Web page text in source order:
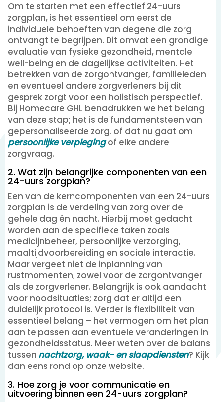
Om te starten met een effectief 24-uurs
zorgplan, is het essentieel om eerst de
individuele behoeften van degene die zorg
ontvangt te begrijpen. Dit omvat een grondige
evaluatie van fysieke gezondheid, mentale
well-being en de dagelijkse activiteiten. Het
betrekken van de zorgontvanger, familieleden
en eventueel andere zorgverleners bij dit
gesprek zorgt voor een holistisch perspectief.
Bij Homecare GHL benadrukken we het belang
van deze stap; het is de fundamentsteen van
gepersonaliseerde zorg, of dat nu gaat om
persoonlijke verplegingof elke andere
zorgvraag.
2. Wat zijn belangrijke componenten van een
24-uurs zorgplan?
Een van de kerncomponenten van een 24-uurs
zorgplan is de verdeling van zorg over de
gehele dag én nacht. Hierbij moet gedacht
worden aan de specifieke taken zoals
medicijnbeheer, persoonlijke verzorging,
maaltijdvoorbereiding en sociale interactie.
Maar vergeet niet de inplanning van
rustmomenten, zowel voor de zorgontvanger
als de zorgverlener. Belangrijk is ook aandacht
voor noodsituaties; zorg dat er altijd een
duidelijk protocol is. Verder is flexibiliteit van
essentieel belang – het vermogen om het plan
aan te passen aan eventuele veranderingen in
gezondheidsstatus. Meer weten over de balans
tussen nachtzorg, waak- en slaapdiensten? Kijk
dan eens rond op onze website.
3. Hoe zorg je voor communicatie en
uitvoering binnen een 24-uurs zorgplan?